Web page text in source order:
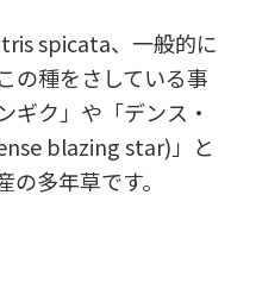
spicata、一般的に
の種をさしている事
ギク」や「デンス・
blazing star)」と
多年草です。